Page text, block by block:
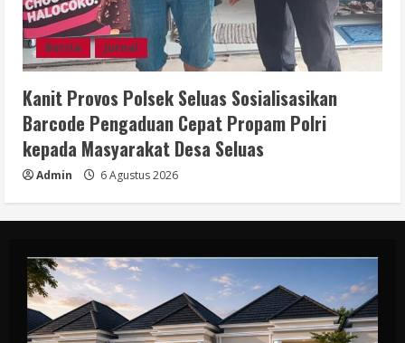
Berita Jurnal
Kanit Provos Polsek Seluas Sosialisasikan
Barcode Pengaduan Cepat Propam Polri
kepada Masyarakat Desa Seluas
Admin 6 Agustus 2026